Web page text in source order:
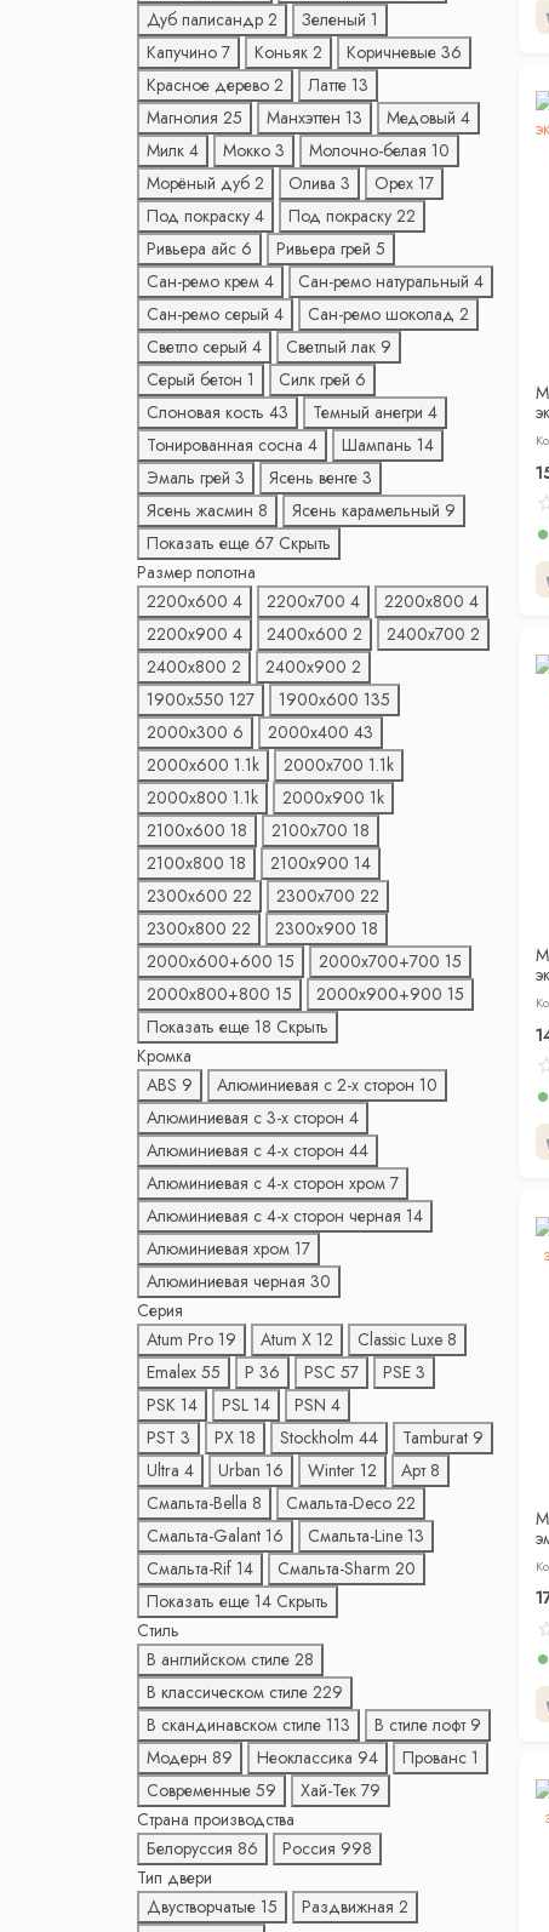
Дуб палисандр 2 Зеленый 1
Капучино 7 Коньяк 2 Коричневые 36
Красное дерево 2 Латте 13
Магнолия 25 Манхэттен 13 Медовый 4
Милк 4 Мокко 3 Молочно-белая 10
Морёный дуб 2 Олива 3 Орех 17
Под покраску 4 Под покраску 22
Ривьера айс 6 Ривьера грей 5
Сан-ремо крем 4 Сан-ремо натуральный 4
Сан-ремо серый 4 Сан-ремо шоколад 2
Светло серый 4 Светлый лак 9
Серый бетон 1 Силк грей 6
Слоновая кость 43 Темный анегри 4
Тонированная сосна 4 Шампань 14
Эмаль грей 3 Ясень венге 3
Ясень жасмин 8 Ясень карамельный 9
Показать еще 67 Скрыть
Размер полотна
2200х600 4 2200х700 4 2200х800 4
2200х900 4 2400х600 2 2400х700 2
2400х800 2 2400х900 2
1900х550 127 1900х600 135
2000х300 6 2000х400 43
2000х600 1.1k 2000х700 1.1k
2000х800 1.1k 2000х900 1k
2100х600 18 2100х700 18
2100х800 18 2100х900 14
2300х600 22 2300х700 22
2300х800 22 2300х900 18
2000х600+600 15 2000х700+700 15
2000х800+800 15 2000х900+900 15
Показать еще 18 Скрыть
Кромка
ABS 9 Алюминиевая с 2-x сторон 10
Алюминиевая с 3-x сторон 4
Алюминиевая с 4-x сторон 44
Алюминиевая с 4-x сторон хром 7
Алюминиевая с 4-x сторон черная 14
Алюминиевая хром 17
Алюминиевая черная 30
Серия
Atum Pro 19 Atum X 12 Classic Luxe 8
Emalex 55 P 36 PSC 57 PSE 3
PSK 14 PSL 14 PSN 4
PST 3 PX 18 Stockholm 44 Tamburat 9
Ultra 4 Urban 16 Winter 12 Арт 8
Смальта-Bella 8 Смальта-Deco 22
Смальта-Galant 16 Смальта-Line 13
Смальта-Rif 14 Смальта-Sharm 20
Показать еще 14 Скрыть
Стиль
В английском стиле 28
В классическом стиле 229
В скандинавском стиле 113 В стиле лофт 9
Модерн 89 Неоклассика 94 Прованс 1
Современные 59 Хай-Тек 79
Страна производства
Белоруссия 86 Россия 998
Тип двери
Двустворчатые 15 Раздвижная 2